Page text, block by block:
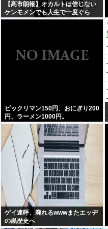
【高市朗報】オカルトは信じない
ケンモメンでも人生で一度ぐら
い"超自然的な体験"した事あるん
ビックリマン150円、おにぎり200
円、ラーメン1000円。
ゲイ連呼、廃れるwwwまたエッヂ
の黒歴史へ